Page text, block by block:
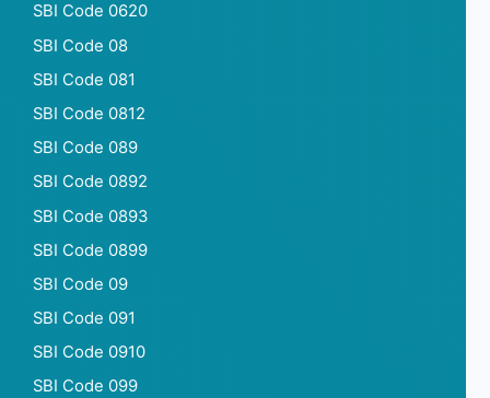
SBI Code 0620
SBI Code 08
SBI Code 081
SBI Code 0812
SBI Code 089
SBI Code 0892
SBI Code 0893
SBI Code 0899
SBI Code 09
SBI Code 091
SBI Code 0910
SBI Code 099